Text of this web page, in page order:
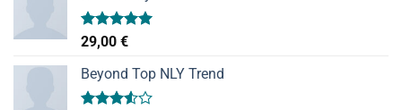
Valorado
con
de 5
29,00 €
Beyond Top NLY Trend